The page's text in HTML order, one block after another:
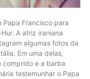
Papa Francisco para
A atriz iraniana
algumas fotos da
Em uma delas,
comprido e a barba
testemunhar o Papa